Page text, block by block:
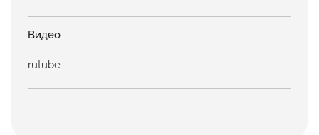
Видео
rutube